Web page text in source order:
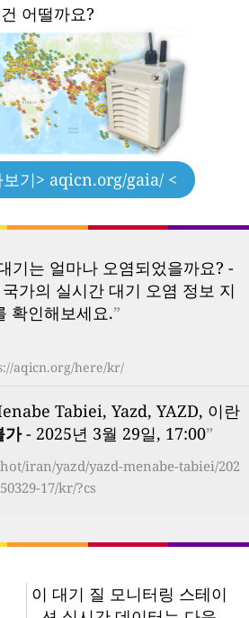
건 어떨까요?
기> aqicn.org/gaia/ <
기는 얼마나 오염되었을까요? -
가의 실시간 대기 오염 정보 지
확인해보세요.”
aqicn.org/here/kr/
Tabiei, Yazd, YAZD, 이란
가- 2025년 3월 29일, 17:00”
iran/yazd/yazd-menabe-tabiei/202
50329-17/kr/?cs
이 대기 질 모니터링 스테이